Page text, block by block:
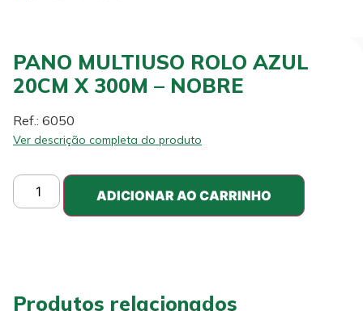
PANO MULTIUSO ROLO AZUL
20CM X 300M – NOBRE
Ref.: 6050
Ver descrição completa do produto
ADICIONAR AO CARRINHO
Produtos relacionados